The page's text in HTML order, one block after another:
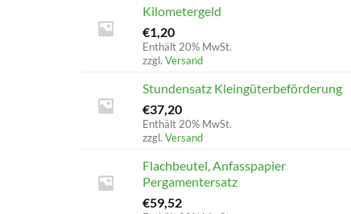
Kilometergeld
€1,20
Enthält 20% MwSt.
zzgl. Versand
Stundensatz Kleingüterbeförderung
€37,20
Enthält 20% MwSt.
zzgl. Versand
Flachbeutel, Anfasspapier
Pergamentersatz
€59,52